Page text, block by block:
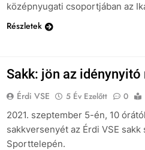
középnyugati csoportjában az
Részletek
Sakk: jön az idénynyitó
Érdi VSE 5 Év Ezelőtt 0
2021. szeptember 5-én, 10
sakkversenyét az Érdi VSE
Sporttelepén.